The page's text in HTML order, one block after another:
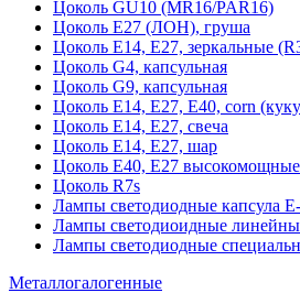
Цоколь GU10 (MR16/PAR16)
Цоколь Е27 (ЛОН), груша
Цоколь Е14, Е27, зеркальные
Цоколь G4, капсульная
Цоколь G9, капсульная
Цоколь Е14, Е27, Е40, corn
Цоколь Е14, Е27, свеча
Цоколь Е14, Е27, шар
Цоколь Е40, Е27 высокомощные
Цоколь R7s
Лампы светодиодные капсула
Лампы светодиоидные
Лампы светодиодные
Металлогалогенные